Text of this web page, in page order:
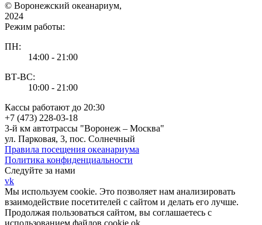
© Воронежский океанариум,
2024
Режим работы:
ПН:
14:00 - 21:00
ВТ-ВС:
10:00 - 21:00
Кассы работают до 20:30
+7 (473) 228-03-18
3-й км автотрассы "Воронеж – Москва"
ул. Парковая, 3, пос. Солнечный
Правила посещения океанариума
Политика конфиденциальности
Следуйте за нами
vk
Мы используем cookie. Это позволяет нам анализировать
взаимодействие посетителей с сайтом и делать его лучше.
Продолжая пользоваться сайтом, вы соглашаетесь с